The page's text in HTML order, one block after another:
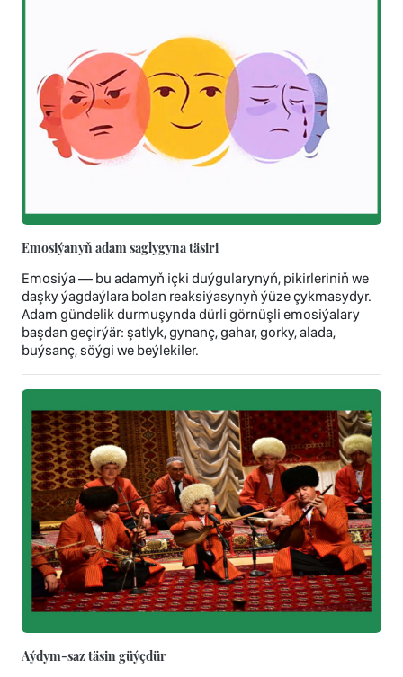
Emosiýanyň adam saglygyna täsiri
Emosiýa — bu adamyň içki duýgularynyň, pikirleriniň we
daşky ýagdaýlara bolan reaksiýasynyň ýüze çykmasydyr.
Adam gündelik durmuşynda dürli görnüşli emosiýalary
başdan geçirýär: şatlyk, gynanç, gahar, gorky, alada,
buýsanç, söýgi we beýlekiler.
Aýdym-saz täsin güýçdür